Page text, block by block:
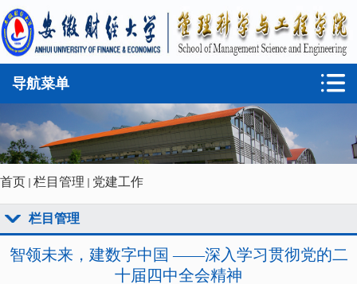
导航菜单
首页 栏目管理 党建工作
栏目管理
智领未来，建数字中国 ——深入学习贯彻党的二
十届四中全会精神